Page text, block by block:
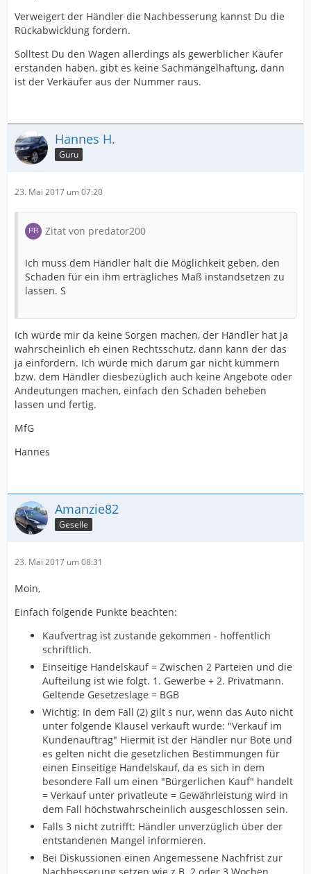
Verweigert der Händler die Nachbesserung kannst Du die
Rückabwicklung fordern.
Solltest Du den Wagen allerdings als gewerblicher Käufer
erstanden haben, gibt es keine Sachmängelhaftung, dann
ist der Verkäufer aus der Nummer raus.
Hannes H.
Guru
23. Mai 2017 um 07:20
Zitat von predator200
Ich muss dem Händler halt die Möglichkeit geben, den
Schaden für ein ihm erträgliches Maß instandsetzen zu
lassen. S
Ich würde mir da keine Sorgen machen, der Händler hat ja
wahrscheinlich eh einen Rechtsschutz, dann kann der das
ja einfordern. Ich würde mich darum gar nicht kümmern
bzw. dem Händler diesbezüglich auch keine Angebote oder
Andeutungen machen, einfach den Schaden beheben
lassen und fertig.
MfG
Hannes
Amanzie82
Geselle
23. Mai 2017 um 08:31
Moin,
Einfach folgende Punkte beachten:
Kaufvertrag ist zustande gekommen - hoffentlich
schriftlich.
Einseitige Handelskauf = Zwischen 2 Parteien und die
Aufteilung ist wie folgt. 1. Gewerbe + 2. Privatmann.
Geltende Gesetzeslage = BGB
Wichtig: In dem Fall (2) gilt s nur, wenn das Auto nicht
unter folgende Klausel verkauft wurde: "Verkauf im
Kundenauftrag" Hiermit ist der Händler nur Bote und
es gelten nicht die gesetzlichen Bestimmungen für
einen Einseitige Handelskauf, da es sich in dem
besondere Fall um einen "Bürgerlichen Kauf" handelt
= Verkauf unter privatleute = Gewährleistung wird in
dem Fall höchstwahrscheinlich ausgeschlossen sein.
Falls 3 nicht zutrifft: Händler unverzüglich über der
entstandenen Mangel informieren.
Bei Diskussionen einen Angemessene Nachfrist zur
Nachbesserung setzen wie z.B. 2 oder 3 Wochen.